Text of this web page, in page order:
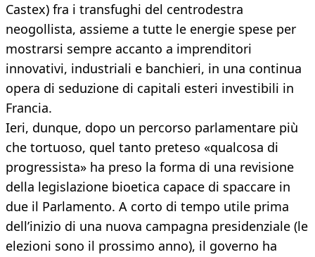
Castex) fra i transfughi del centrodestra
neogollista, assieme a tutte le energie spese per
mostrarsi sempre accanto a imprenditori
innovativi, industriali e banchieri, in una continua
opera di seduzione di capitali esteri investibili in
Francia.
Ieri, dunque, dopo un percorso parlamentare più
che tortuoso, quel tanto preteso «qualcosa di
progressista» ha preso la forma di una revisione
della legislazione bioetica capace di spaccare in
due il Parlamento. A corto di tempo utile prima
dell’inizio di una nuova campagna presidenziale (le
elezioni sono il prossimo anno), il governo ha